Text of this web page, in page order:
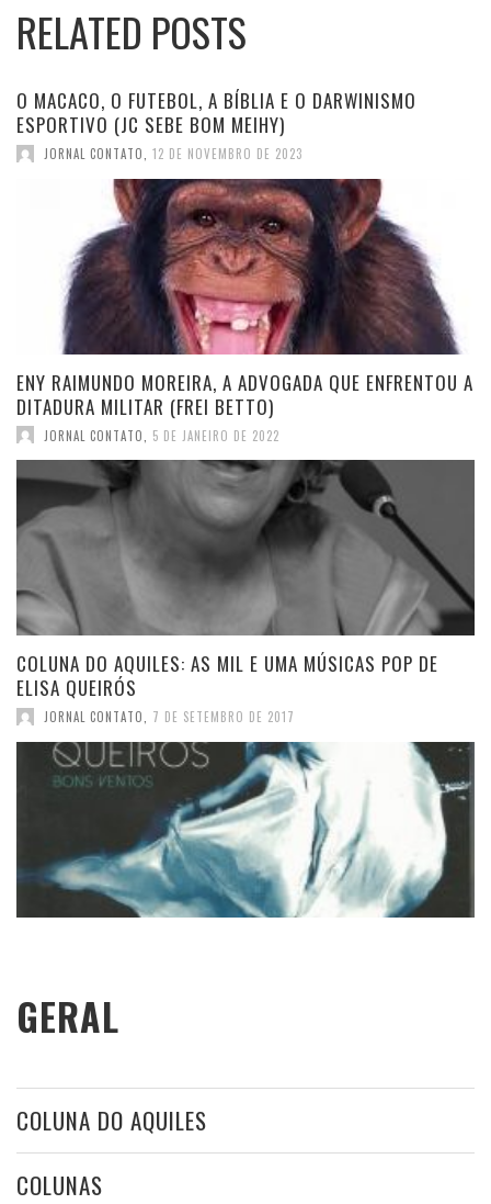
RELATED POSTS
O MACACO, O FUTEBOL, A BÍBLIA E O DARWINISMO
ESPORTIVO (JC SEBE BOM MEIHY)
JORNAL CONTATO 12 DE NOVEMBRO DE 2023
ENY RAIMUNDO MOREIRA, A ADVOGADA QUE ENFRENTOU A
DITADURA MILITAR (FREI BETTO)
JORNAL CONTATO 5 DE JANEIRO DE 2022
COLUNA DO AQUILES: AS MIL E UMA MÚSICAS POP DE
ELISA QUEIRÓS
JORNAL CONTATO, 7 DE SETEMBRO DE 2017
GERAL
COLUNA DO AQUILES
COLUNAS